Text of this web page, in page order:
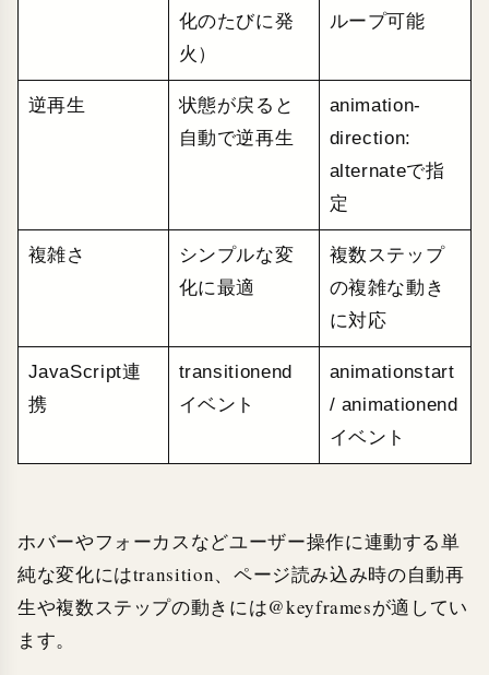
化のたびに発
火）
ループ可能
逆再生
状態が戻ると
自動で逆再生
animation-
direction:
alternateで指
定
複雑さ
シンプルな変
化に最適
複数ステップ
の複雑な動き
に対応
JavaScript連
携
transitionend
イベント
animationstart
/ animationend
イベント
ホバーやフォーカスなどユーザー操作に連動する単
純な変化にはtransition、ページ読み込み時の自動再
生や複数ステップの動きには@keyframesが適してい
ます。